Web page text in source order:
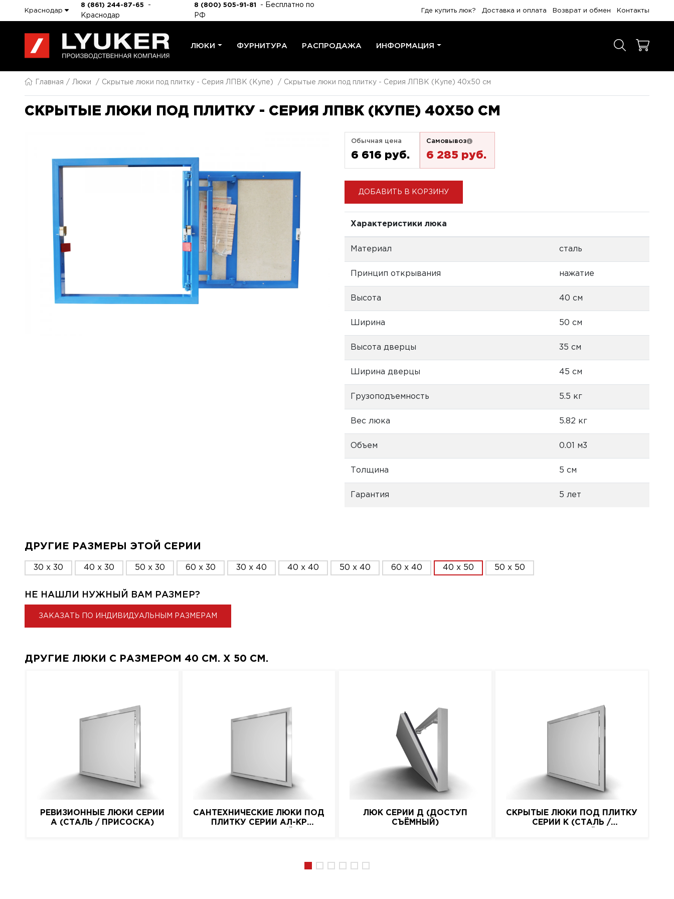
Краснодар
8 (861) 244-87-65
-
Краснодар
8 (800) 505-91-81
- Бесплатно по
РФ
Где купить люк? Доставка и оплата Возврат и обмен Контакты
ЛЮКИ ФУРНИТУРА РАСПРОДАЖА ИНФОРМАЦИЯ
Главная Люки Скрытые люки под плитку - Серия ЛПВК (Купе) Скрытые люки под плитку - Серия ЛПВК (Купе) 40x50 см
СКРЫТЫЕ ЛЮКИ ПОД ПЛИТКУ - СЕРИЯ ЛПВК (КУПЕ) 40X50 СМ
Обычная цена
6 616 pуб.
Самовывоз
6 285 pуб.
ДОБАВИТЬ В КОРЗИНУ
Характеристики люка
Материал сталь
Принцип открывания нажатие
Высота 40 см
Ширина 50 см
Высота дверцы 35 см
Ширина дверцы 45 см
Грузоподъемность 5.5 кг
Вес люка 5.82 кг
Объем 0.01 м3
Толщина 5 см
Гарантия 5 лет
ДРУГИЕ РАЗМЕРЫ ЭТОЙ СЕРИИ
30 x 30 40 x 30 50 x 30 60 x 30 30 x 40 40 x 40 50 x 40 60 x 40 40 x 50 50 x 50
НЕ НАШЛИ НУЖНЫЙ ВАМ РАЗМЕР?
ЗАКАЗАТЬ ПО ИНДИВИДУАЛЬНЫМ РАЗМЕРАМ
ДРУГИЕ ЛЮКИ С РАЗМЕРОМ 40 СМ. X 50 СМ.
РЕВИЗИОННЫЕ ЛЮКИ СЕРИИ
A (СТАЛЬ / ПРИСОСКА)
САНТЕХНИЧЕСКИЕ ЛЮКИ ПОД
ПЛИТКУ СЕРИИ АЛ-КР
ЛЮК СЕРИИ Д (ДОСТУП
СЪЁМНЫЙ)
СКРЫТЫЕ ЛЮКИ ПОД ПЛИТКУ
СЕРИИ K (СТАЛЬ /